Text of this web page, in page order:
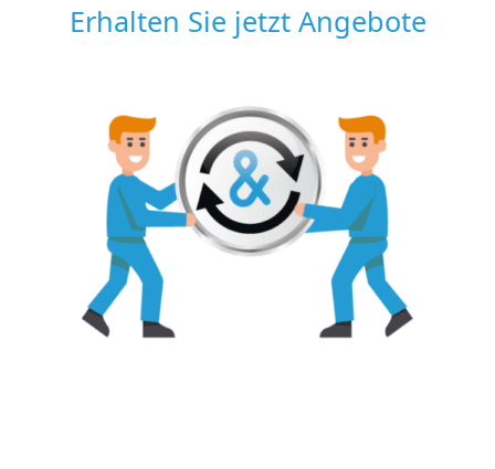
Erhalten Sie jetzt Angebote